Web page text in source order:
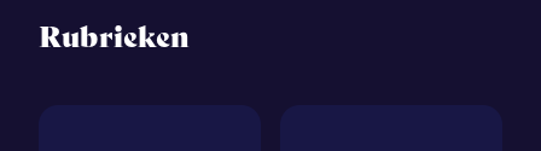
Rubrieken